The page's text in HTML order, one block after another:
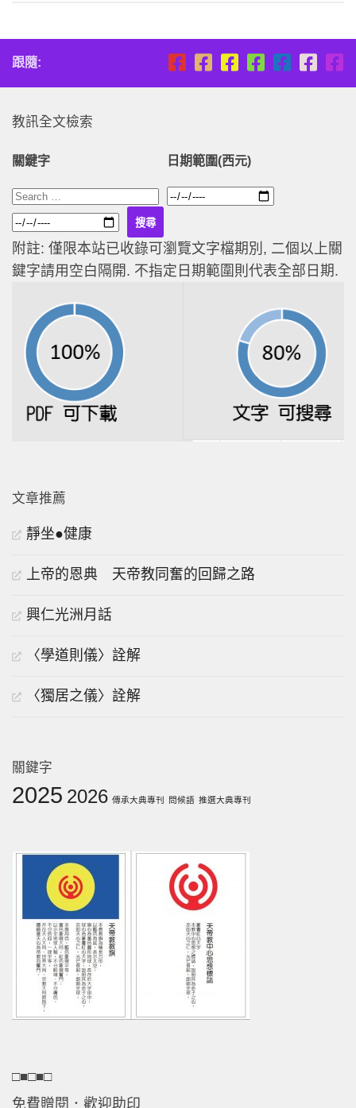
跟隨:
教訊全文檢索
關鍵字 日期範圍(西元)
附註: 僅限本站已收錄可瀏覽文字檔期別, 二個以上關
鍵字請用空白隔開. 不指定日期範圍則代表全部日期.
文章推薦
靜坐●健康
上帝的恩典 天帝教同奮的回歸之路
興仁光洲月話
〈學道則儀〉詮解
〈獨居之儀〉詮解
關鍵字
2025 2026 傳承大典專刊 問候語 推選大典專刊
□■□■□
免費贈閱．歡迎助印